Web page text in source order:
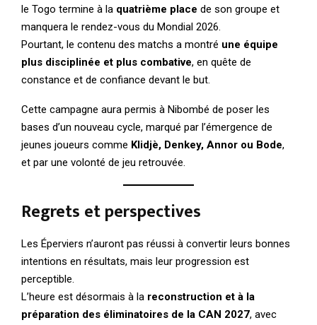
le Togo termine à la quatrième place de son groupe et
manquera le rendez-vous du Mondial 2026.
Pourtant, le contenu des matchs a montré une équipe
plus disciplinée et plus combative, en quête de
constance et de confiance devant le but.
Cette campagne aura permis à Nibombé de poser les
bases d’un nouveau cycle, marqué par l’émergence de
jeunes joueurs comme Klidjè, Denkey, Annor ou Bode,
et par une volonté de jeu retrouvée.
Regrets et perspectives
Les Éperviers n’auront pas réussi à convertir leurs bonnes
intentions en résultats, mais leur progression est
perceptible.
L’heure est désormais à la reconstruction et à la
préparation des éliminatoires de la CAN 2027, avec